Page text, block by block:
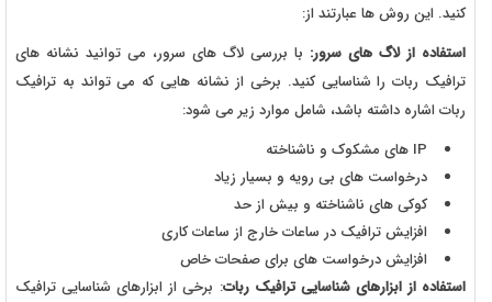
کنید. این روش ها عبارتند از:
استفاده از لاگ های سرور: با بررسی لاگ های سرور، می توانید نشانه های
ترافیک ربات را شناسایی کنید. برخی از نشانه هایی که می تواند به ترافیک
ربات اشاره داشته باشد، شامل موارد زیر می شود:
IP های مشکوک و ناشناخته
درخواست های بی رویه و بسیار زیاد
کوکی های ناشناخته و بیش از حد
افزایش ترافیک در ساعات خارج از ساعات کاری
افزایش درخواست های برای صفحات خاص
استفاده از ابزارهای شناسایی ترافیک ربات: برخی از ابزارهای شناسایی ترافیک